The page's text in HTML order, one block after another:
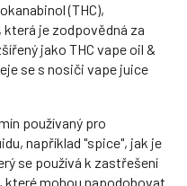
(THC),
je zodpovědná za
jako THC vape oil &
se s nosiči vape juice
používaný pro
například "spice", jak je
se používá k zastřešení
které mohou napodobovat